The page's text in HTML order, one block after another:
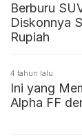
Berburu
Diskonnya
Rupiah
4 tahun lalu
Ini yang
Alpha FF